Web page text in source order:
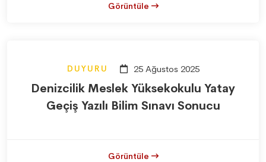
Görüntüle
DUYURU 25 Ağustos 2025
Denizcilik Meslek Yüksekokulu Yatay
Geçiş Yazılı Bilim Sınavı Sonucu
Görüntüle